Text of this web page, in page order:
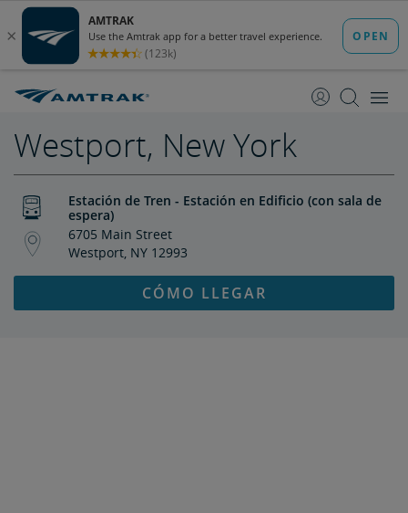
Contenido
Navegación
Westport, New York
Estación de Tren - Estación en Edificio (con sala de
espera)
6705 Main Street
Westport, NY 12993
CÓMO LLEGAR